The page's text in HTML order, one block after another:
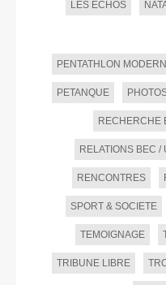
LES ECHOS
PENTATHLON
PETANQUE
RECHERCHE
RELATIONS BEC
RENCONTRES
SPORT & SOCIETE
TEMOIGNAGE
TRIBUNE LIBRE